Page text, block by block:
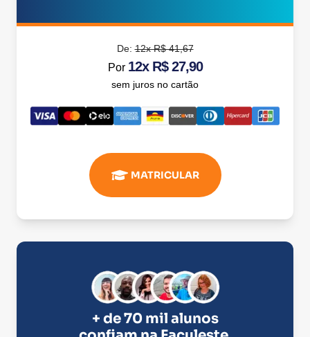
De:12x R$ 41,67
Por 12x R$ 27,90
sem juros no cartão
MATRICULAR
+ de 70 mil alunos